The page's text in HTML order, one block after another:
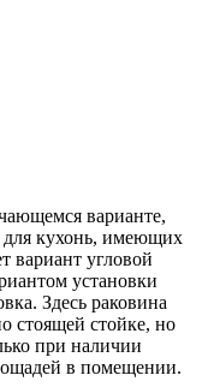
варианте,
для кухонь, имеющих
вариант угловой
установки
Здесь раковина
стоящей стойке, но
при наличии
в помещении.